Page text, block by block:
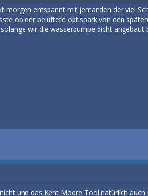
morgen entspannt mit jemanden der viel
ob der belüftete optispark von den
wir die wasserpumpe dicht angebaut
und das Kent Moore Tool natürlich